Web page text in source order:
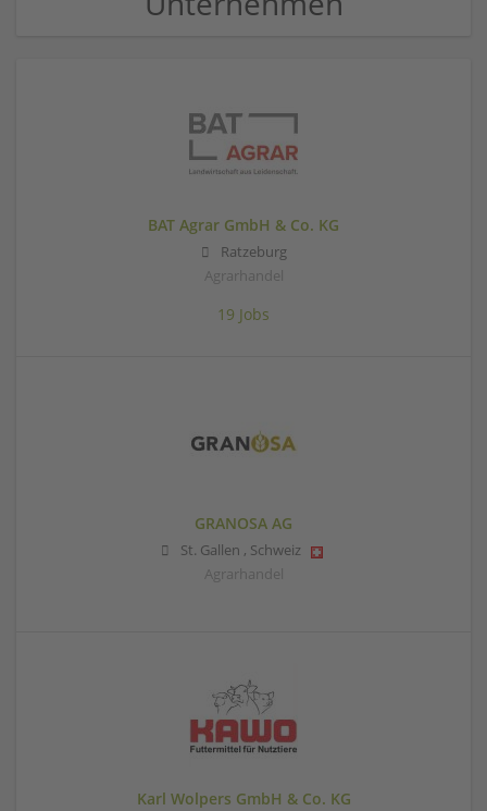
BAT Agrar GmbH & Co. KG
Ratzeburg
Agrarhandel
19 Jobs
GRANOSA AG
St. Gallen , Schweiz
Agrarhandel
Karl Wolpers GmbH & Co. KG